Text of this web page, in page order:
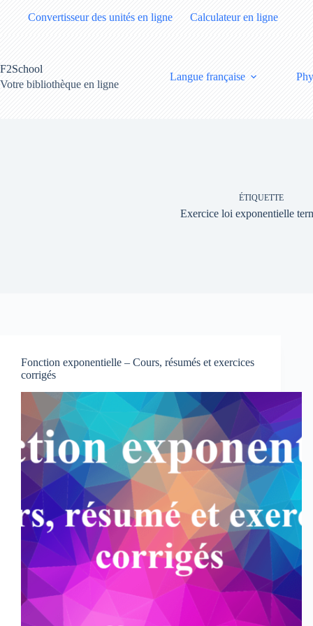
Convertisseur des unités en ligne Calculateur en ligne
F2School
Votre bibliothèque en ligne
Langue française
ÉTIQUETTE
Exercice loi exponentielle
Fonction exponentielle – Cours, résumés et exercices
corrigés